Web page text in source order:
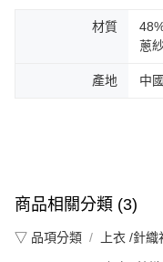
材質
蔥
產地 中
商品相關分類 (3)
▽ 品項分類 上衣 /針